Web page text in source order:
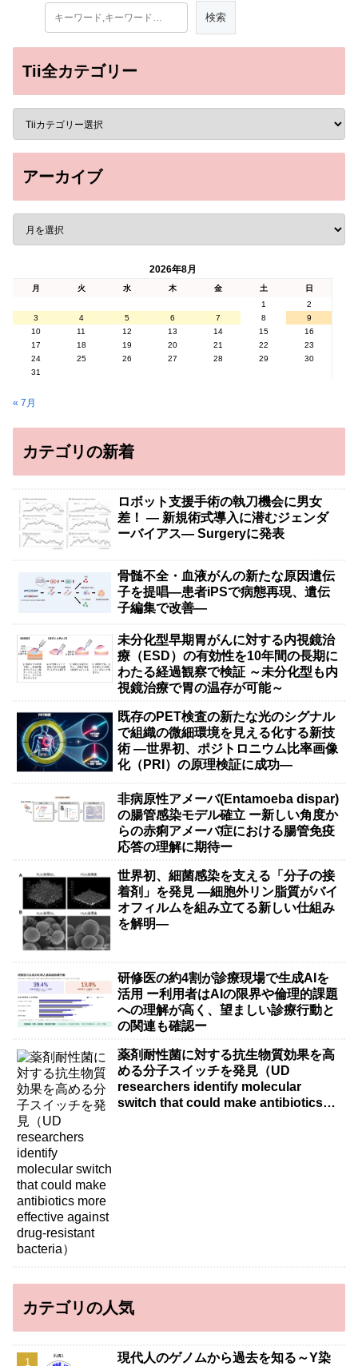
Tii全カテゴリー
アーカイブ
2026年8月
月 火 水 木 金 土
日
1
2
3
4 5 6 7 8
9
10
11 12 13 14 15
16
17
18 19 20 21 22
23
24
25 26 27 28 29
30
31
« 7月
カテゴリの新着
ロボット支援手術の執刀機会に男女
差！ — 新規術式導入に潜むジェンダ
ーバイアス— Surgeryに発表
骨髄不全・血液がんの新たな原因遺伝
子を提唱―患者iPSで病態再現、遺伝
子編集で改善―
未分化型早期胃がんに対する内視鏡治
療（ESD）の有効性を10年間の長期に
わたる経過観察で検証 ～未分化型も内
視鏡治療で胃の温存が可能～
既存のPET検査の新たな光のシグナル
で組織の微細環境を見える化する新技
術 ―世界初、ポジトロニウム比率画像
化（PRI）の原理検証に成功―
非病原性アメーバ(Entamoeba dispar)
の腸管感染モデル確立 ー新しい角度か
らの赤痢アメーバ症における腸管免疫
応答の理解に期待ー
世界初、細菌感染を支える「分子の接
着剤」を発見 ―細胞外リン脂質がバイ
オフィルムを組み立てる新しい仕組み
を解明―
研修医の約4割が診療現場で生成AIを
活用 ー利用者はAIの限界や倫理的課題
への理解が高く、望ましい診療行動と
の関連も確認ー
薬剤耐性菌に対する抗生物質効果を高
める分子スイッチを発見（UD
researchers identify molecular
switch that could make antibiotics
カテゴリの人気
現代人のゲノムから過去を知る～Y染